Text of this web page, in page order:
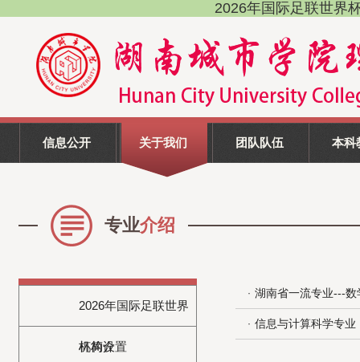
2026年国际足联世界
信息公开 关于我们 团队队伍 本科
专业介绍
​2026年国际足联世界
杯简介
机构设置
· 湖南省一流专业---
· 信息与计算科学专业